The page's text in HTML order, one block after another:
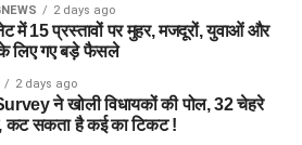
के चिन्यालीसौड़ में भी एक जमीन को लेकर
यह जांच कर रहा है कि वहां की जमीन
को मिलेगा नया जीवन
2 days ago
में 15 प्रस्तावों पर मुहर, मजदूरों, युवाओं और
के लिए गए बड़े फैसले
2 days ago
ने खोली विधायकों की पोल, 32 चेहरे
कट सकता है कई का टिकट !